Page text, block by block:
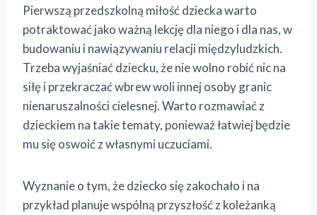
Pierwszą przedszkolną miłość dziecka warto
potraktować jako ważną lekcję dla niego i dla nas, w
budowaniu i nawiązywaniu relacji międzyludzkich.
Trzeba wyjaśniać dziecku, że nie wolno robić nic na
siłę i przekraczać wbrew woli innej osoby granic
nienaruszalności cielesnej. Warto rozmawiać z
dzieckiem na takie tematy, ponieważ łatwiej będzie
mu się oswoić z własnymi uczuciami.
Wyznanie o tym, że dziecko się zakochało i na
przykład planuje wspólną przyszłość z koleżanką